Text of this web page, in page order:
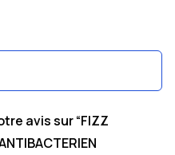
avis sur “FIZZ